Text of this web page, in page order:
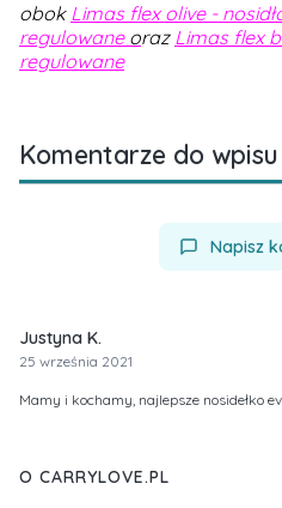
obok Limas flex olive -
regulowane oraz Limas flex
regulowane
Komentarze do wpisu
Napisz
Justyna K.
25 września 2021
Mamy i kochamy, najlepsze nosidełko
Linki w stopce
O CARRYLOVE.PL